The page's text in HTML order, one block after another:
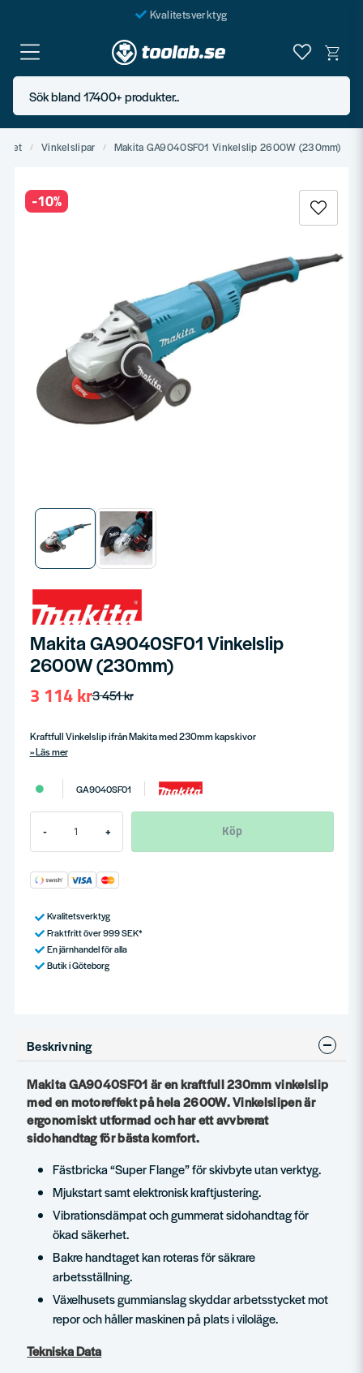
Kvalitetsverktyg
Fraktfritt över 999 SEK*
En järnhandel för alla
Butik i Göteborg
Sök bland 17400+ produkter..
Vinkelslipar Makita GA9040SF01 Vinkelslip 2600W (230mm)
-10%
Makita GA9040SF01 Vinkelslip
2600W (230mm)
3 451 kr
3 114 kr
Kraftfull Vinkelslip ifrån Makita med 230mm kapskivor
Läs mer
GA9040SF01
- + Köp
Kvalitetsverktyg
Fraktfritt över 999 SEK*
En järnhandel för alla
Butik i Göteborg
Beskrivning
Makita GA9040SF01 är en kraftfull 230mm vinkelslip
med en motoreffekt på hela 2600W. Vinkelslipen är
ergonomiskt utformad och har ett avvbrerat
sidohandtag för bästa komfort.
Fästbricka “Super Flange” för skivbyte utan verktyg.
Mjukstart samt elektronisk kraftjustering.
Vibrationsdämpat och gummerat sidohandtag för
ökad säkerhet.
Bakre handtaget kan roteras för säkrare
arbetsställning.
Växelhusets gummianslag skyddar arbetsstycket mot
repor och håller maskinen på plats i viloläge.
Tekniska Data